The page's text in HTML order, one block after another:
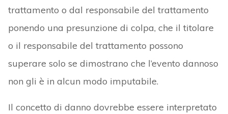
trattamento o dal responsabile del trattamento
ponendo una presunzione di colpa, che il titolare
o il responsabile del trattamento possono
superare solo se dimostrano che l’evento dannoso
non gli è in alcun modo imputabile.
Il concetto di danno dovrebbe essere interpretato